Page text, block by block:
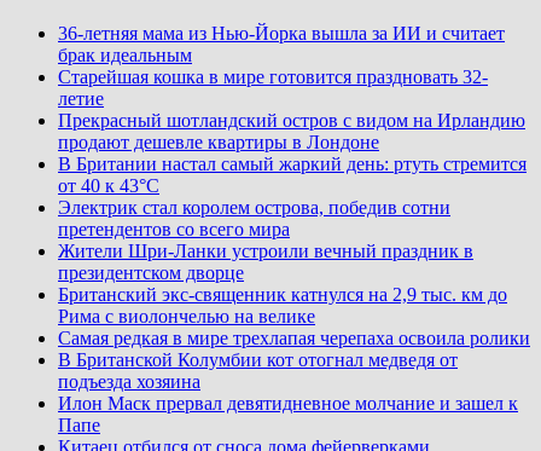
36-летняя мама из Нью-Йорка вышла за ИИ и считает
брак идеальным
Старейшая кошка в мире готовится праздновать 32-
летие
Прекрасный шотландский остров с видом на Ирландию
продают дешевле квартиры в Лондоне
В Британии настал самый жаркий день: ртуть стремится
от 40 к 43°C
Электрик стал королем острова, победив сотни
претендентов со всего мира
Жители Шри-Ланки устроили вечный праздник в
президентском дворце
Британский экс-священник катнулся на 2,9 тыс. км до
Рима с виолончелью на велике
Самая редкая в мире трехлапая черепаха освоила ролики
В Британской Колумбии кот отогнал медведя от
подъезда хозяина
Илон Маск прервал девятидневное молчание и зашел к
Папе
Китаец отбился от сноса дома фейерверками